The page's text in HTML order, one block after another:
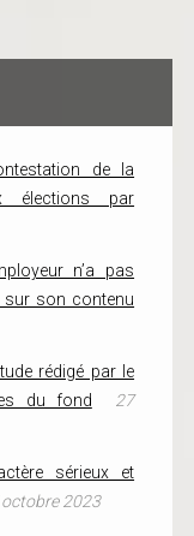
de la
élections par
n’a pas
sur son contenu
rédigé par le
du fond
27
sérieux et
octobre 2023